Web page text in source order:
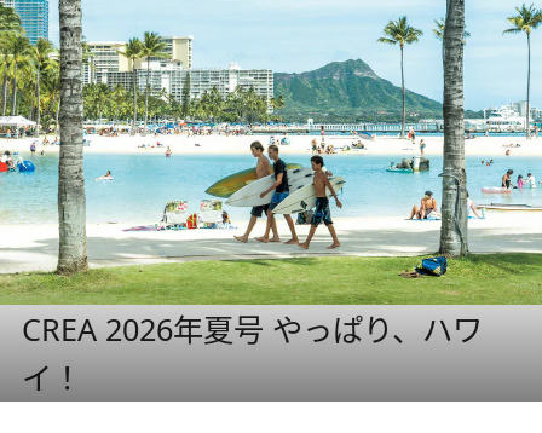
CREA 2026年夏号 やっぱり、ハワ
イ！